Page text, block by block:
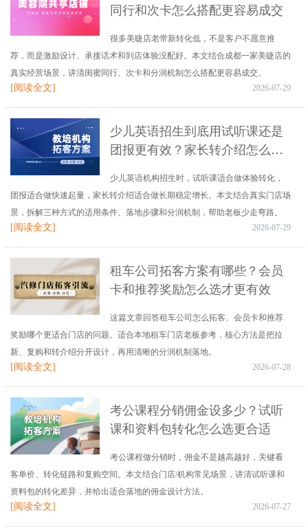
同行和次卡怎么搭配更容易成交
很多美睫店老带新转化低，不是客户不愿意推
荐，而是激励设计、承接话术和到店体验没配好。本文结合成都一家美睫店的
真实经营场景，讲清闺蜜同行、次卡和分润机制怎么搭配更容易成交。
[阅读全文] 2026-07-29
少儿英语招生到底用试听课还是
团报更有效？家长转介绍怎么做
少儿英语机构招生时，试听课适合做体验转化，
团报适合做快速起量，家长转介绍适合做长期稳定增长。本文结合真实门店场
景，拆解三种方式的适用条件、落地步骤和分润机制，帮助老板少走弯路。
[阅读全文] 2026-07-29
租车公司拓客方案有哪些？会员
卡和推荐奖励怎么选才更有效
这篇文章回答租车公司怎么拓客、会员卡和推荐
奖励哪个更适合门店的问题。适合本地租车门店老板参考，核心方法是把拉
新、复购和转介绍分开设计，再用清晰的分润机制落地。
[阅读全文] 2026-07-28
考公课程分销佣金设多少？试听
课和资料包转化怎么选更合适
考公课程做分销时，佣金不是越高越好，关键看
客单价、转化链路和复购空间。本文结合门店/机构常见场景，讲清试听课和
资料包的转化差异，并给出适合落地的佣金设计方法。
[阅读全文] 2026-07-27